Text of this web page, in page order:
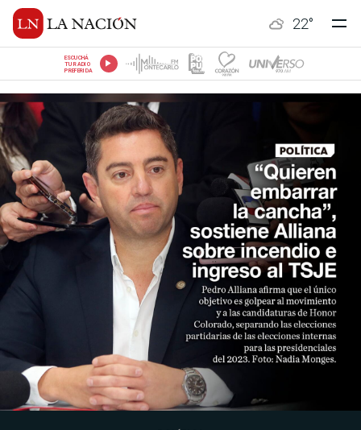
22°
ESCUCHÁ
TU RADIO
PREFERIDA